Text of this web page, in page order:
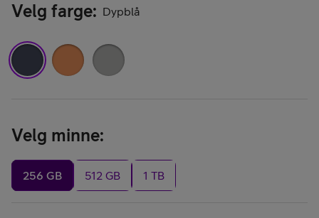
Velg farge: Dypblå
Velg minne:
256 GB 512 GB 1 TB